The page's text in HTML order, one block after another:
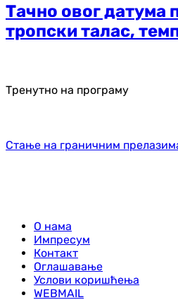
Тачно овог датума
тропски талас,
Тренутно на програму
Стање на граничним
О нама
Импресум
Контакт
Оглашавање
Услови коришћења
WEBMAIL